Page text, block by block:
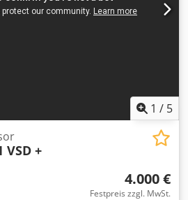
1 / 5
VSD +
4.000 €
Festpreis zzgl. MwSt.